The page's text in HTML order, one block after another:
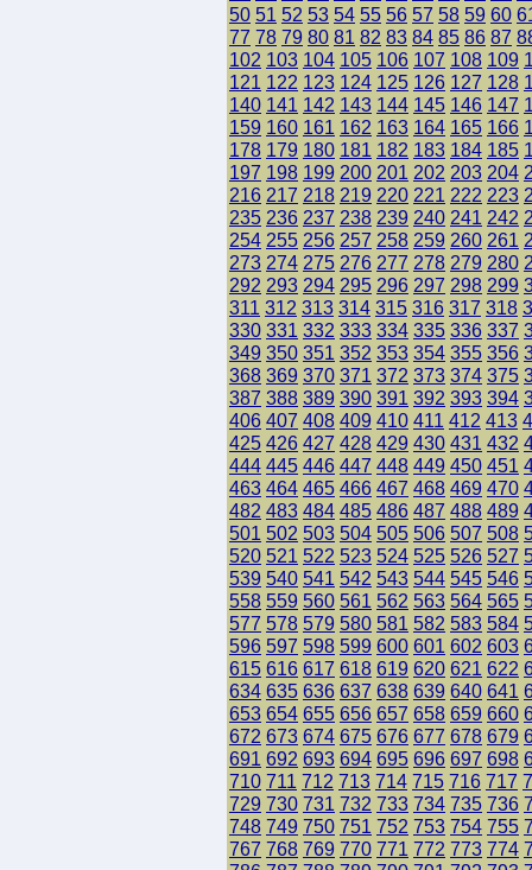
50 51 52 53 54 55 56 57 58 59 60
77 78 79 80 81 82 83 84 85 86 87
102 103 104 105 106 107 108 109
121 122 123 124 125 126 127 128
140 141 142 143 144 145 146 147
159 160 161 162 163 164 165 166
178 179 180 181 182 183 184 185
197 198 199 200 201 202 203 204
216 217 218 219 220 221 222 223
235 236 237 238 239 240 241 242
254 255 256 257 258 259 260 261
273 274 275 276 277 278 279 280
292 293 294 295 296 297 298 299
311 312 313 314 315 316 317 318
330 331 332 333 334 335 336 337
349 350 351 352 353 354 355 356
368 369 370 371 372 373 374 375
387 388 389 390 391 392 393 394
406 407 408 409 410 411 412 413
425 426 427 428 429 430 431 432
444 445 446 447 448 449 450 451
463 464 465 466 467 468 469 470
482 483 484 485 486 487 488 489
501 502 503 504 505 506 507 508
520 521 522 523 524 525 526 527
539 540 541 542 543 544 545 546
558 559 560 561 562 563 564 565
577 578 579 580 581 582 583 584
596 597 598 599 600 601 602 603
615 616 617 618 619 620 621 622
634 635 636 637 638 639 640 641
653 654 655 656 657 658 659 660
672 673 674 675 676 677 678 679
691 692 693 694 695 696 697 698
710 711 712 713 714 715 716 717
729 730 731 732 733 734 735 736
748 749 750 751 752 753 754 755
767 768 769 770 771 772 773 774